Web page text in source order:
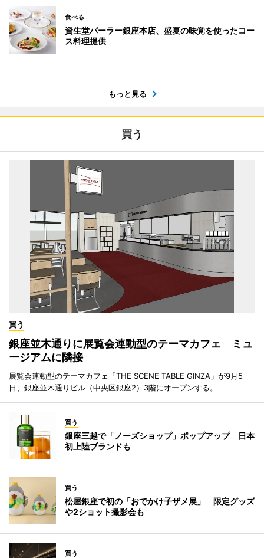
食べる
資生堂パーラー銀座本店、盛夏の味覚を使ったコー
ス料理提供
もっと見る
買う
買う
銀座並木通りに展覧会連動型のテーマカフェ ミュ
ージアムに隣接
展覧会連動型のテーマカフェ「THE SCENE TABLE GINZA」が9月5
日、銀座並木通りビル（中央区銀座2）3階にオープンする。
買う
銀座三越で「ノーズショップ」ポップアップ 日本
初上陸ブランドも
買う
松屋銀座で初の「おでかけ子ザメ展」 限定グッズ
や2ショット撮影会も
買う